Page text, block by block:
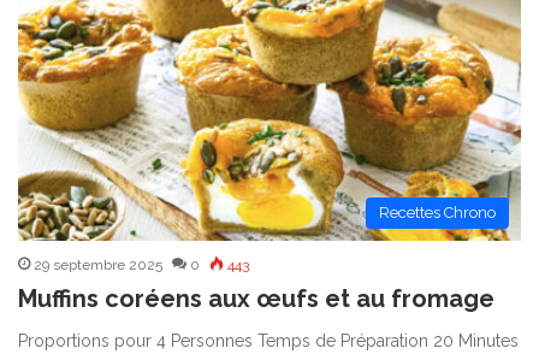
Recettes Chrono
29 septembre 2025 0 443
Muffins coréens aux œufs et au fromage
Proportions pour 4 Personnes Temps de Préparation 20 Minutes